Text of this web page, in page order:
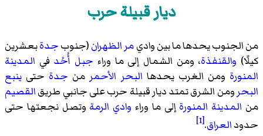
ديار قبيلة حرب
من الجنوب يحدها ما بين واديمر الظهران(جنوبجدةبعشرين
كيلًا) والقنفذة، ومن الشمال إلى ما وراء جبل أُحُد في المدينة
المنورة ومن الغرب يحدها البحر الأحمر من جدة حتى ينبع
البحر ومن الشرق تمتد ديار قبيلة حرب على جانبي طريقالقصيم
من المدينة المنورة إلى ما وراء وادي الرمة وتصل نجعتها حتى
حدودالعراق.
[1]